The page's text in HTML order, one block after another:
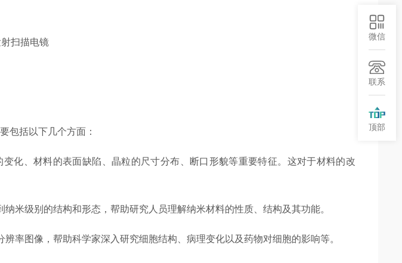
括以下几个方面：
、材料的表面缺陷、晶粒的尺寸分布、断口形貌等重要特征。这对于材料的改
级别的结构和形态，帮助研究人员理解纳米材料的性质、结构及其功能。
图像，帮助科学家深入研究细胞结构、病理变化以及药物对细胞的影响等。
微信
联系
顶部